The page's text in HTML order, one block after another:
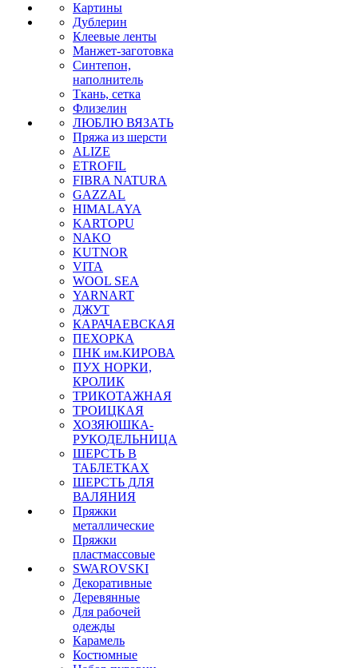
Картины
Дублерин
Клеевые ленты
Манжет-заготовка
Синтепон,
наполнитель
Ткань, сетка
Флизелин
ЛЮБЛЮ ВЯЗАТЬ
Пряжа из шерсти
ALIZE
ETROFIL
FIBRA NATURA
GAZZAL
HIMALAYA
KARTOPU
NAKO
KUTNOR
VITA
WOOL SEA
YARNART
ДЖУТ
КАРАЧАЕВСКАЯ
ПЕХОРКА
ПНК им.КИРОВА
ПУХ НОРКИ,
КРОЛИК
ТРИКОТАЖНАЯ
ТРОИЦКАЯ
ХОЗЯЮШКА-
РУКОДЕЛЬНИЦА
ШЕРСТЬ В
ТАБЛЕТКАХ
ШЕРСТЬ ДЛЯ
ВАЛЯНИЯ
Пряжки
металлические
Пряжки
пластмассовые
SWAROVSKI
Декоративные
Деревянные
Для рабочей
одежды
Карамель
Костюмные